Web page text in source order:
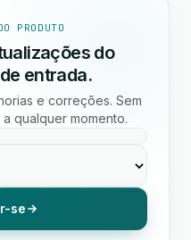
PRODUTO
do
entrada.
e correções. Sem
qualquer momento.
se